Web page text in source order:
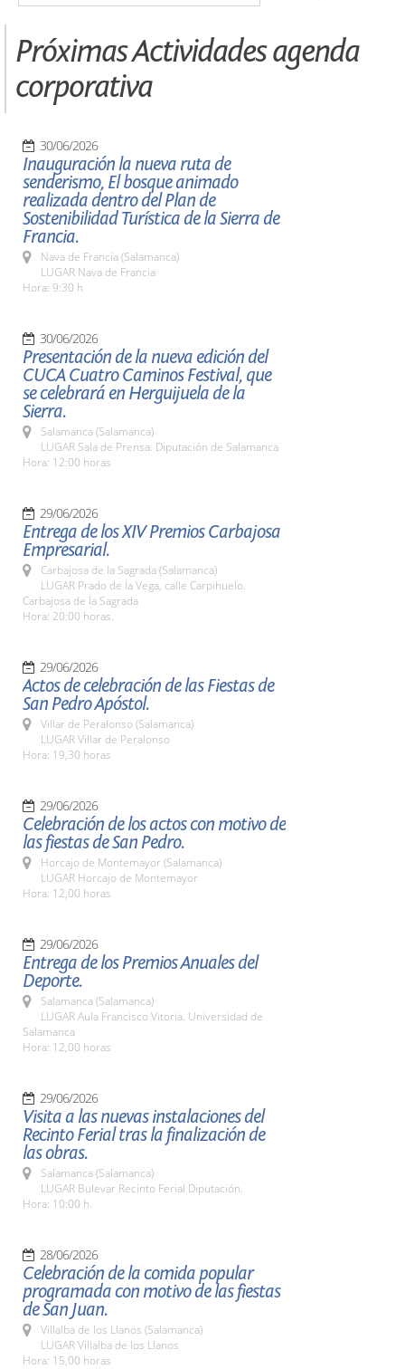
Próximas Actividades agenda
corporativa
30/06/2026
Inauguración la nueva ruta de
senderismo, El bosque animado
realizada dentro del Plan de
Sostenibilidad Turística de la Sierra de
Francia.
Nava de Francia (Salamanca)
LUGAR Nava de Francia
Hora: 9:30 h
30/06/2026
Presentación de la nueva edición del
CUCA Cuatro Caminos Festival, que
se celebrará en Herguijuela de la
Sierra.
Salamanca (Salamanca)
LUGAR Sala de Prensa. Diputación de Salamanca
Hora: 12:00 horas
29/06/2026
Entrega de los XIV Premios Carbajosa
Empresarial.
Carbajosa de la Sagrada (Salamanca)
LUGAR Prado de la Vega, calle Carpihuelo.
Carbajosa de la Sagrada
Hora: 20:00 horas.
29/06/2026
Actos de celebración de las Fiestas de
San Pedro Apóstol.
Villar de Peralonso (Salamanca)
LUGAR Villar de Peralonso
Hora: 19,30 horas
29/06/2026
Celebración de los actos con motivo de
las fiestas de San Pedro.
Horcajo de Montemayor (Salamanca)
LUGAR Horcajo de Montemayor
Hora: 12,00 horas
29/06/2026
Entrega de los Premios Anuales del
Deporte.
Salamanca (Salamanca)
LUGAR Aula Francisco Vitoria. Universidad de
Salamanca
Hora: 12,00 horas
29/06/2026
Visita a las nuevas instalaciones del
Recinto Ferial tras la finalización de
las obras.
Salamanca (Salamanca)
LUGAR Bulevar Recinto Ferial Diputación.
Hora: 10:00 h.
28/06/2026
Celebración de la comida popular
programada con motivo de las fiestas
de San Juan.
Villalba de los Llanos (Salamanca)
LUGAR Villalba de los Llanos
Hora: 15,00 horas